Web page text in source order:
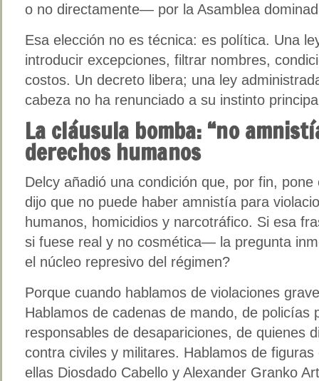
o no directamente— por la Asamblea
Esa elección no es técnica: es política. Una
introducir excepciones, filtrar nombres,
costos. Un decreto libera; una ley
cabeza no ha renunciado a su instinto
La cláusula bomba: “no
derechos humanos
Delcy añadió una condición que, por fin,
dijo que no puede haber amnistía para
humanos, homicidios y narcotráfico. Si esa
si fuese real y no cosmética— la pregunta
el núcleo represivo del régimen?
Porque cuando hablamos de violaciones
Hablamos de cadenas de mando, de policías
responsables de desapariciones, de quienes
contra civiles y militares. Hablamos de
ellas Diosdado Cabello y Alexander Granko